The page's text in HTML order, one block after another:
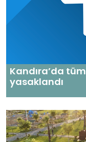
Kandıra’da
yasaklandı